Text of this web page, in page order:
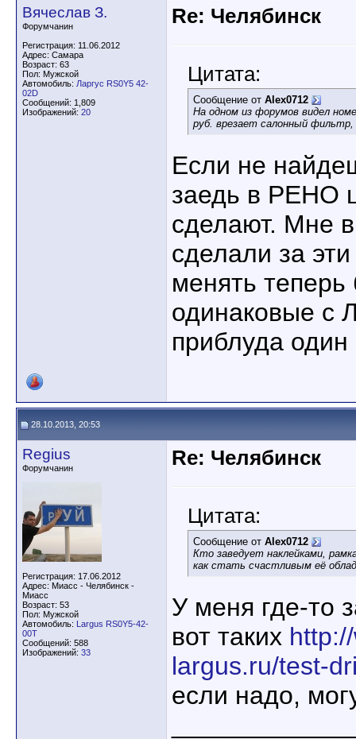
Вячеслав З.
Форумчанин
Регистрация: 11.06.2012
Адрес: Самара
Возраст: 63
Пол: Мужской
Автомобиль: Ларгус RS0Y5 42-
02D
Сообщений: 1,809
Изображений: 20
Re: Челябинск
Цитата:
Сообщение от Alex0712
На одном из форумов видел
руб. врезает салонный фильтр,
Если не
заедь в РЕНО
сделают. Мне
сделали за
менять
одинаковые с
приблуда
28.10.2013, 20:53
Regius
Форумчанин
Регистрация: 17.06.2012
Адрес: Миасс - Челябинск -
Миасс
Возраст: 53
Пол: Мужской
Автомобиль: Largus RS0Y5-42-
00T
Сообщений: 588
Изображений: 33
Re: Челябинск
Цитата:
Сообщение от Alex0712
Кто заведует наклейками,
как стать счастливым её
У меня где-то
вот таких
largus.ru/test-
если надо,